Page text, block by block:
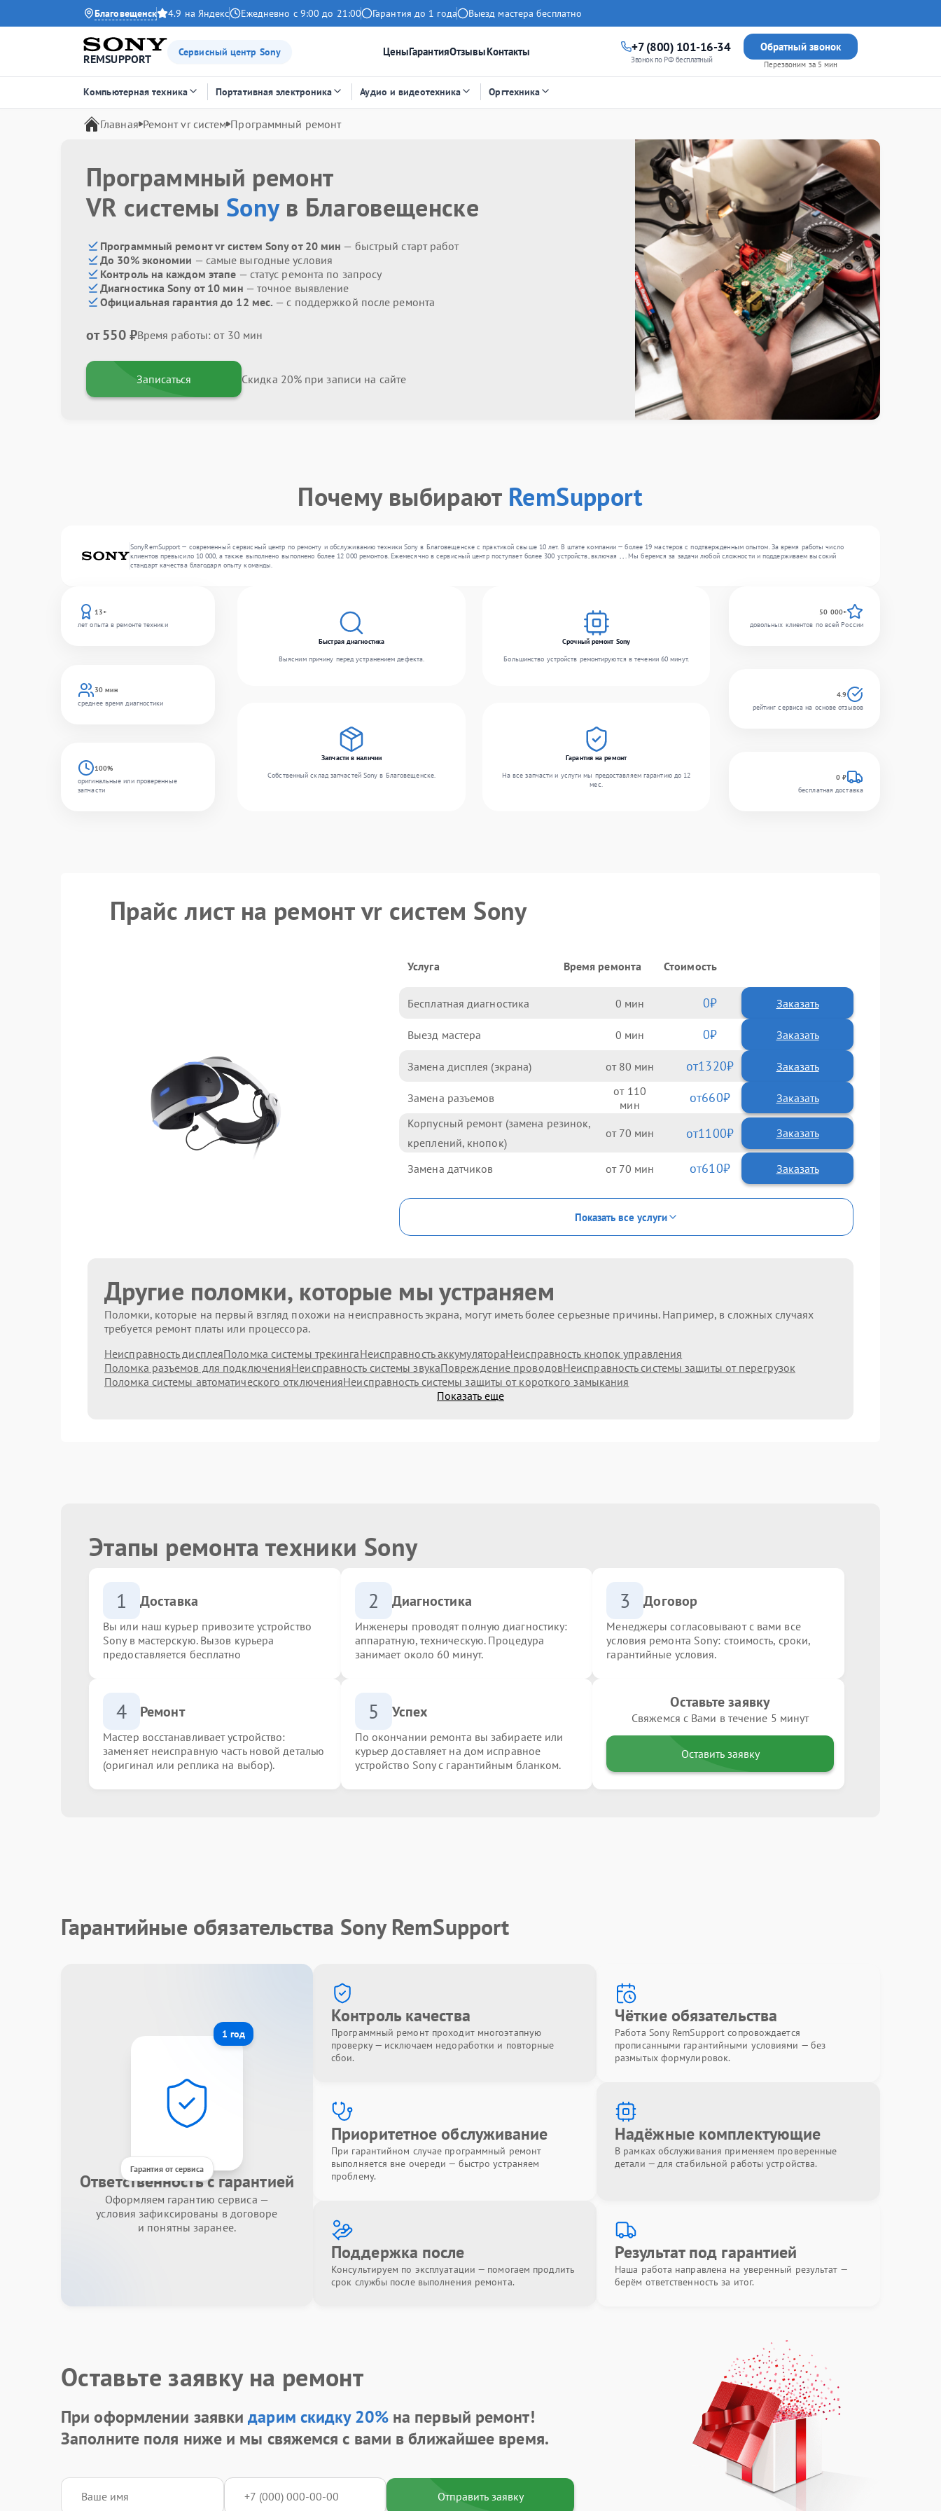
Благовещенск 4.9 на Яндекс Ежедневно с 9:00 до 21:00 Гарантия до 1 года Выезд мастера бесплатно
REMSUPPORT
Сервисный центр Sony ЦеныГарантияОтзывыКонтакты +7 (800) 101-16-34
Звонок по РФ бесплатный
Обратный звонок
Перезвоним за 5 мин
Компьютерная техника Портативная электроника Аудио и видеотехника Оргтехника
Главная Ремонт vr систем Программный ремонт
Программный ремонт
VR системы Sonyв Благовещенске
Программный ремонт vr систем Sony от 20 мин — быстрый старт работ
До 30% экономии — самые выгодные условия
Контроль на каждом этапе — статус ремонта по запросу
Диагностика Sony от 10 мин — точное выявление
Официальная гарантия до 12 мес. — с поддержкой после ремонта
от 550 ₽Время работы: от 30 мин
Записаться Скидка 20% при записи на сайте
Почему выбирают RemSupport
SonyRemSupport — современный сервисный центр по ремонту и обслуживанию техники Sony в Благовещенске с практикой свыше 10 лет. В штате компании — более 19 мастеров с подтвержденным опытом. За время работы число
клиентов превысило 10 000, а также выполнено выполнено более 12 000 ремонтов. Ежемесячно в сервисный центр поступает более 300 устройств, включая , , . Мы беремся за задачи любой сложности и поддерживаем высокий
стандарт качества благодаря опыту команды.
13+
лет опыта в ремонте техники
30 мин
среднее время диагностики
100%
оригинальные или проверенные
запчасти
Быстрая диагностика
Выясним причину перед устранением дефекта.
Срочный ремонт Sony
Большинство устройств ремонтируются в течении 60 минут.
Запчасти в наличии
Собственный склад запчастей Sony в Благовещенске.
Гарантия на ремонт
На все запчасти и услуги мы предоставляем гарантию до 12
мес.
50 000+
довольных клиентов по всей России
4.9
рейтинг сервиса на основе отзывов
0 ₽
бесплатная доставка
Прайс лист на ремонт vr систем Sony
Услуга Время ремонта Стоимость
Бесплатная диагностика 0 0 Заказать
Выезд мастера 0 0 Заказать
Замена дисплея (экрана) 80 1320
Замена разъемов 110 660
Корпусный ремонт (замена резинок,
креплений, кнопок)
70 1100
Замена датчиков 70 610
Показать все услуги
Другие поломки, которые мы устраняем
Поломки, которые на первый взгляд похожи на неисправность экрана, могут иметь более серьезные причины. Например, в сложных случаях
требуется ремонт платы или процессора.
Неисправность дисплеяПоломка системы трекингаНеисправность аккумулятораНеисправность кнопок управления
Поломка разъемов для подключенияНеисправность системы звукаПовреждение проводовНеисправность системы защиты от перегрузок
Поломка системы автоматического отключенияНеисправность системы защиты от короткого замыкания
Показать еще
Этапы ремонта техники Sony
1 Доставка
Вы или наш курьер привозите устройство
Sony в мастерскую. Вызов курьера
предоставляется бесплатно
2 Диагностика
Инженеры проводят полную диагностику:
аппаратную, техническую. Процедура
занимает около 60 минут.
3 Договор
Менеджеры согласовывают с вами все
условия ремонта Sony: стоимость, сроки,
гарантийные условия.
4 Ремонт
Мастер восстанавливает устройство:
заменяет неисправную часть новой деталью
(оригинал или реплика на выбор).
5 Успех
По окончании ремонта вы забираете или
курьер доставляет на дом исправное
устройство Sony с гарантийным бланком.
Оставьте заявку
Свяжемся с Вами в течение 5 минут
Оставить заявку
Гарантийные обязательства Sony RemSupport
1 год
Гарантия от сервиса
Ответственность с гарантией
Оформляем гарантию сервиса —
условия зафиксированы в договоре
и понятны заранее.
Контроль качества
Программный ремонт проходит многоэтапную
проверку — исключаем недоработки и повторные
сбои.
Чёткие обязательства
Работа Sony RemSupport сопровождается
прописанными гарантийными условиями — без
размытых формулировок.
Приоритетное обслуживание
При гарантийном случае программный ремонт
выполняется вне очереди — быстро устраняем
проблему.
Надёжные комплектующие
В рамках обслуживания применяем проверенные
детали — для стабильной работы устройства.
Поддержка после
Консультируем по эксплуатации — помогаем продлить
срок службы после выполнения ремонта.
Результат под гарантией
Наша работа направлена на уверенный результат —
берём ответственность за итог.
Оставьте заявку на ремонт
При оформлении заявкидарим скидку 20%на первый ремонт!
Заполните поля ниже и мы свяжемся с вами в ближайшее время.
Отправить заявку